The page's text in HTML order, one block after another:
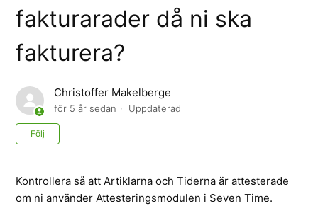
fakturarader då ni ska
fakturera?
Christoffer Makelberge
för 5 år sedan Uppdaterad
Följ
Kontrollera så att Artiklarna och Tiderna är attesterade
om ni använder Attesteringsmodulen i Seven Time.